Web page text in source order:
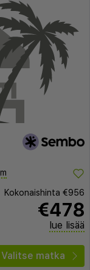
Kokonaishinta €956
€478
lue lisää
Valitse matka